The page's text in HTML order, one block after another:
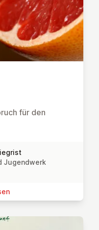
für den
Jugendwerk